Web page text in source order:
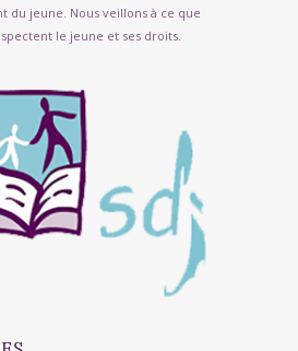
du jeune. Nous veillons à ce que
le jeune et ses droits.